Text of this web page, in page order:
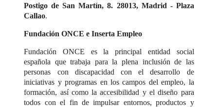
Postigo de San Martín, 8. 28013, Madrid - Plaza
Callao.
Fundación ONCE e Inserta Empleo
Fundación ONCE es la principal entidad social
española que trabaja para la plena inclusión de las
personas con discapacidad con el desarrollo de
iniciativas y programas en los campos del empleo, la
formación, así como la accesibilidad y el diseño para
todos con el fin de impulsar entornos, productos y